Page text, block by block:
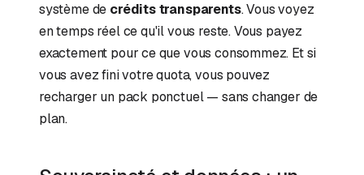
système de crédits transparents. Vous voyez
en temps réel ce qu'il vous reste. Vous payez
exactement pour ce que vous consommez. Et si
vous avez fini votre quota, vous pouvez
recharger un pack ponctuel — sans changer de
plan.